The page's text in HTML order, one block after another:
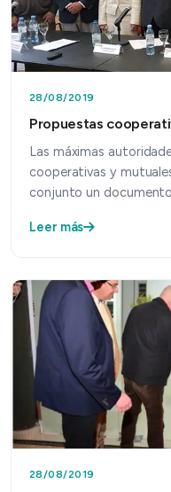
28/08/2019
Propuestas
Las máximas
cooperativas y
conjunto un
Leer más
28/08/2019